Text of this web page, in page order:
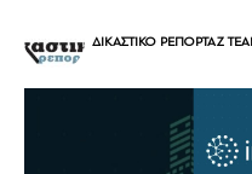
ΔΙΚΑΣΤΙΚΟ ΡΕΠΟΡΤΑΖ